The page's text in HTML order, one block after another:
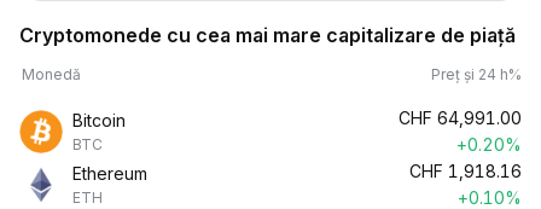
Cryptomonede cu cea mai mare capitalizare de piață
Monedă Preț și 24 h%
Bitcoin
BTC
CHF 64,991.00
+0.20%
Ethereum
ETH
CHF 1,918.16
+0.10%